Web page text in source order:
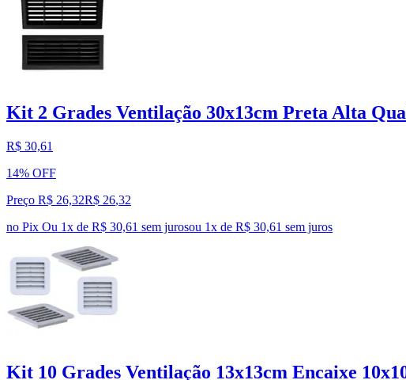
Kit 2 Grades Ventilação 30x13cm Preta Alta
R$ 30,61
14% OFF
Preço R$ 26,32R$ 26,32
no Pix Ou 1x de R$ 30,61 sem jurosou 1x de R$ 30,61 sem juros
Kit 10 Grades Ventilação 13x13cm Encaixe